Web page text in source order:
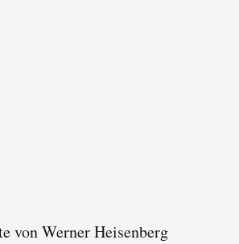
von Werner Heisenberg